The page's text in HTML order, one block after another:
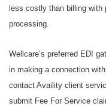
less costly than billing with
processing.
Wellcare’s preferred EDI
in making a connection
contact Availity client
submit Fee For Service